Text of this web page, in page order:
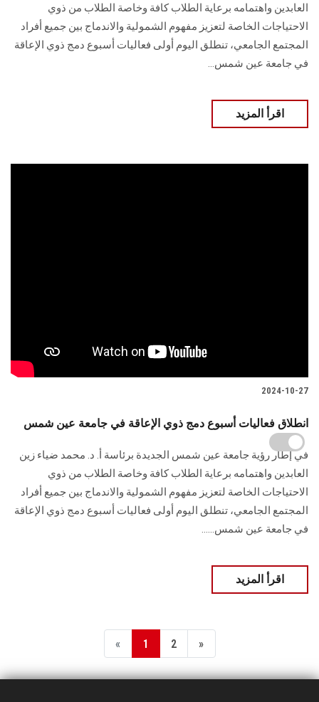
العابدين واهتمامه برعاية الطلاب كافة وخاصة الطلاب من ذوي
الاحتياجات الخاصة لتعزيز مفهوم الشمولية والاندماج بين جميع أفراد
المجتمع الجامعي، تنطلق اليوم أولى فعاليات أسبوع دمج ذوي الإعاقة
في جامعة عين شمس...
اقرأ المزيد
2024-10-27
انطلاق فعاليات أسبوع دمج ذوي الإعاقة في جامعة عين شمس
في إطار رؤية جامعة عين شمس الجديدة برئاسة أ. د. محمد ضياء زين
العابدين واهتمامه برعاية الطلاب كافة وخاصة الطلاب من ذوي
الاحتياجات الخاصة لتعزيز مفهوم الشمولية والاندماج بين جميع أفراد
المجتمع الجامعي، تنطلق اليوم أولى فعاليات أسبوع دمج ذوي الإعاقة
في جامعة عين شمس......
اقرأ المزيد
« 1 2 »